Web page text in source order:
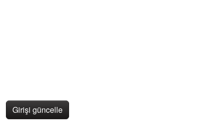
Girişi güncelle